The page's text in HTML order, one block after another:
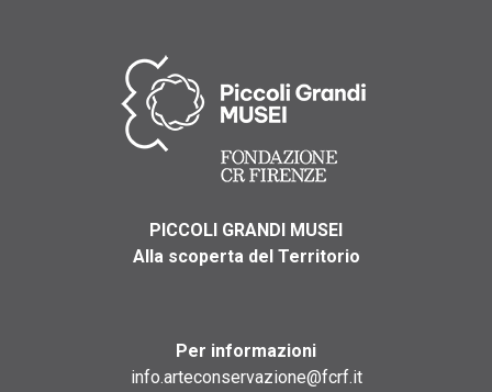
PICCOLI GRANDI MUSEI
Alla scoperta del Territorio
Per informazioni
info.arteconservazione@fcrf.it